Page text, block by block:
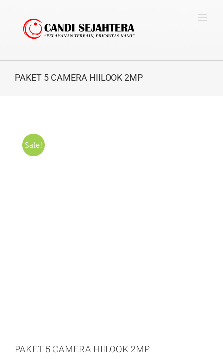
content
PAKET 5 CAMERA HIILOOK 2MP
Sale!
PAKET 5 CAMERA HIILOOK 2MP